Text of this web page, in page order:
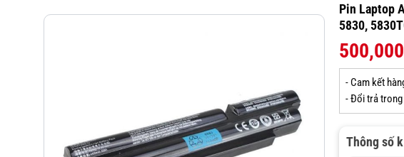
Pin Laptop
5830,
500,000
- Cam kết
- Đổi trả trong
Thông số